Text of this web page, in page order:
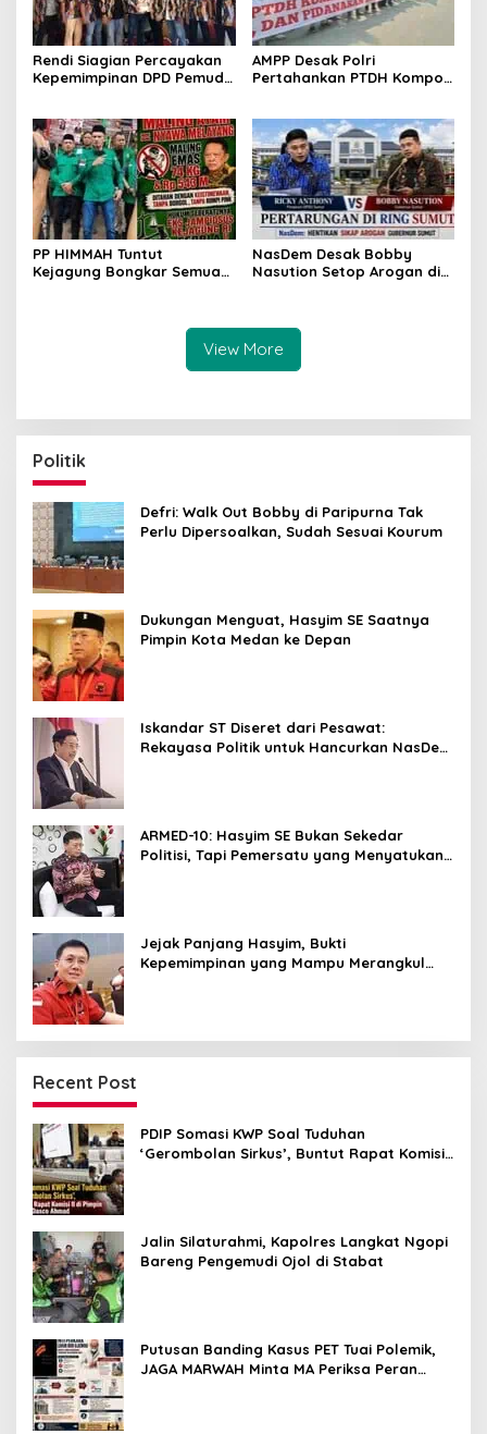
Rendi Siagian Percayakan
Kepemimpinan DPD Pemuda
Sembiring
AMPP Desak Polri
Pertahankan PTDH Kompol
PP HIMMAH Tuntut
Kejagung Bongkar Semua
NasDem Desak Bobby
Nasution Setop Arogan di
View More
Politik
Defri: Walk Out Bobby di Paripurna Tak
Perlu Dipersoalkan, Sudah Sesuai Kourum
Dukungan Menguat, Hasyim SE Saatnya
Pimpin Kota Medan ke Depan
Iskandar ST Diseret dari Pesawat:
Rekayasa Politik untuk Hancurkan NasDem
ARMED-10: Hasyim SE Bukan Sekedar
Politisi, Tapi Pemersatu yang Menyatukan
Jejak Panjang Hasyim, Bukti
Kepemimpinan yang Mampu Merangkul
Recent Post
PDIP Somasi KWP Soal Tuduhan
‘Gerombolan Sirkus’, Buntut Rapat Komisi
Jalin Silaturahmi, Kapolres Langkat Ngopi
Bareng Pengemudi Ojol di Stabat
Putusan Banding Kasus PET Tuai Polemik,
JAGA MARWAH Minta MA Periksa Peran